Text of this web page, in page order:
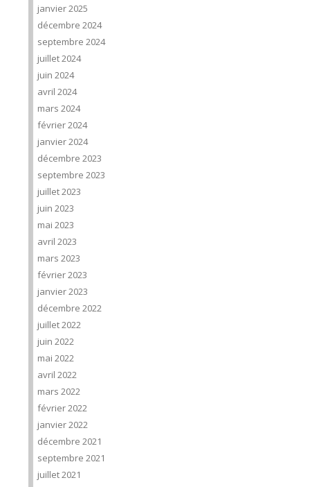
janvier 2025
décembre 2024
septembre 2024
juillet 2024
juin 2024
avril 2024
mars 2024
février 2024
janvier 2024
décembre 2023
septembre 2023
juillet 2023
juin 2023
mai 2023
avril 2023
mars 2023
février 2023
janvier 2023
décembre 2022
juillet 2022
juin 2022
mai 2022
avril 2022
mars 2022
février 2022
janvier 2022
décembre 2021
septembre 2021
juillet 2021